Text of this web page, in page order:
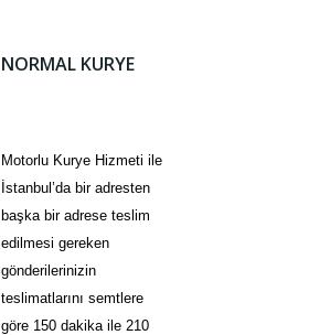
NORMAL KURYE
Motorlu Kurye Hizmeti ile
İstanbul’da bir adresten
başka bir adrese teslim
edilmesi gereken
gönderilerinizin
teslimatlarını semtlere
göre 150 dakika ile 210